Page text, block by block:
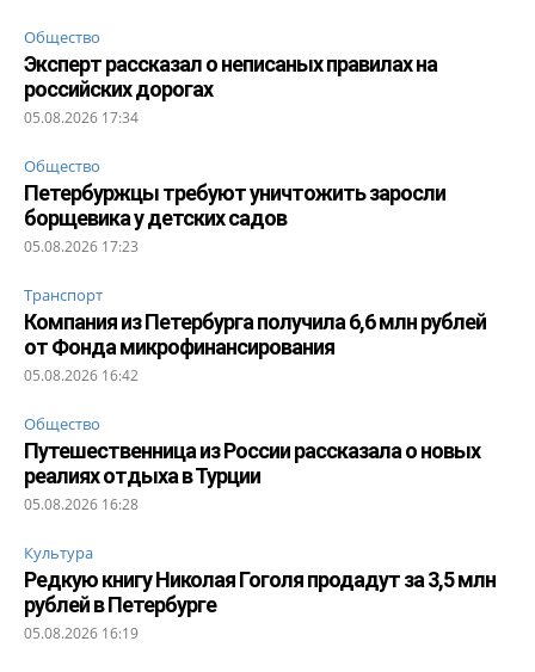
Общество
Эксперт рассказал о неписаных правилах на
российских дорогах
05.08.2026 17:34
Общество
Петербуржцы требуют уничтожить заросли
борщевика у детских садов
05.08.2026 17:23
Транспорт
Компания из Петербурга получила 6,6 млн рублей
от Фонда микрофинансирования
05.08.2026 16:42
Общество
Путешественница из России рассказала о новых
реалиях отдыха в Турции
05.08.2026 16:28
Культура
Редкую книгу Николая Гоголя продадут за 3,5 млн
рублей в Петербурге
05.08.2026 16:19